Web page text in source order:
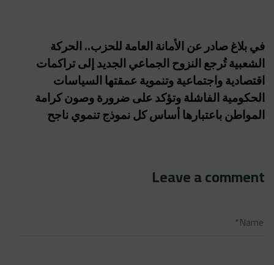
في بلاغ صادر عن الأمانة العامة للحزب.. الحركة
الشعبية تُرجع النزوح الجماعي الجديد إلى تراكمات
اقتصادية واجتماعية وتنموية عمقتها السياسات
الحكومية الفاشلة وتؤكد على ضرورة وصون كرامة
المواطن باعتبارها أساس كل نموذج تنموي ناجح
Leave a comment